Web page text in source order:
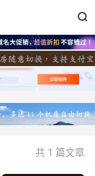

共 1 篇文章